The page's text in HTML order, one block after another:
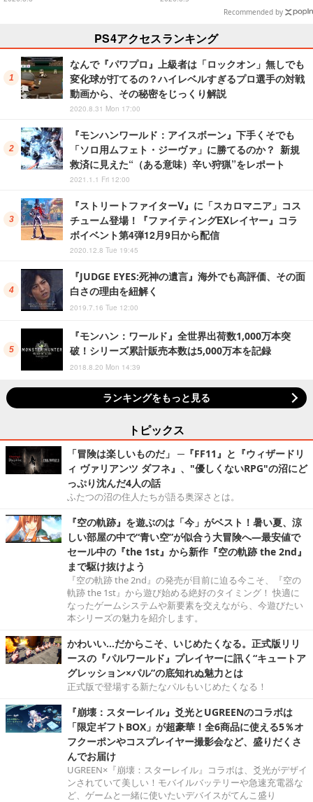
Recommended by
PS4アクセスランキング
なんで『パワプロ』上級者は「ロックオン」無しでも
変化球が打てるの？ハイレベルすぎるプロ選手の対戦
動画から、その秘密をじっくり解説
2020.8.31 Mon 17:00
『モンハンワールド：アイスボーン』下手くそでも
「ソロ用ムフェト・ジーヴァ」に勝てるのか？ 新規
救済に見えた“（ある意味）辛い狩猟”をレポート
2021.1.1 Fri 12:00
『ストリートファイターV』に「スカロマニア」コス
チューム登場！『ファイティングEXレイヤー』コラ
ボイベント第4弾12月9日から配信
2020.12.8 Tue 19:45
『JUDGE EYES:死神の遺言』海外でも高評価、その面
白さの理由を紐解く
2019.7.16 Tue 12:00
『モンハン：ワールド』全世界出荷数1,000万本突
破！シリーズ累計販売本数は5,000万本を記録
2018.8.20 Mon 14:39
ランキングをもっと見る
トピックス
「冒険は楽しいものだ」 ─『FF11』と『ウィザードリ
ィ ヴァリアンツ ダフネ』、"優しくないRPG"の沼にど
っぷり沈んだ4人の話
ふたつの沼の住人たちが語る奥深さとは。
『空の軌跡』を遊ぶのは「今」がベスト！暑い夏、涼
しい部屋の中で“青い空”が似合う大冒険へ―最安値で
セール中の『the 1st』から新作『空の軌跡 the 2nd』
まで駆け抜けよう
『空の軌跡 the 2nd』の発売が目前に迫る今こそ、『空の
軌跡 the 1st』から遊び始める絶好のタイミング！ 快適に
なったゲームシステムや新要素を交えながら、今遊びたい
本シリーズの魅力を紹介します。
かわいい…だからこそ、いじめたくなる。正式版リリ
ースの『パルワールド』プレイヤーに訊く“キュートア
グレッション×パル”の底知れぬ魅力とは
正式版で登場する新たなパルもいじめたくなる！
『崩壊：スターレイル』爻光とUGREENのコラボは
「限定ギフトBOX」が超豪華！全6商品に使える5％オ
フクーポンやコスプレイヤー撮影会など、盛りだくさ
んでお届け
UGREEN×『崩壊：スターレイル』コラボは、爻光がデザイ
ンされていて美しい！モバイルバッテリーや急速充電器な
ど、ゲームと一緒に使いたいデバイスがてんこ盛り